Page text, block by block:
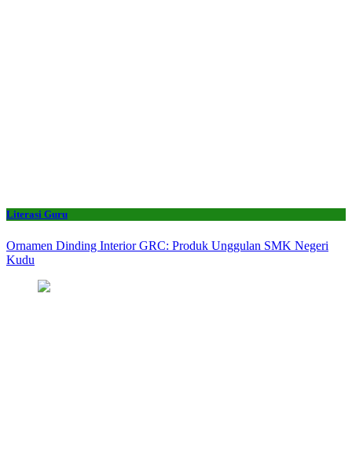
Literasi Guru
Ornamen Dinding Interior GRC: Produk Unggulan SMK Negeri
Kudu